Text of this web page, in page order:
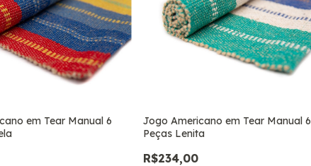
em Tear Manual 6
Jogo Americano em Tear Manual 6
Peças Lenita
R$234,00